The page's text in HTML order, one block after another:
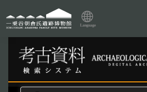
Language
資料データベーストップ